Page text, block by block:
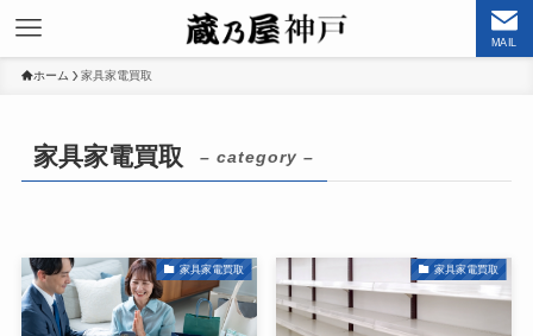
MAIL
ホーム 家具家電買取
家具家電買取 – category –
家具家電買取 家具家電買取